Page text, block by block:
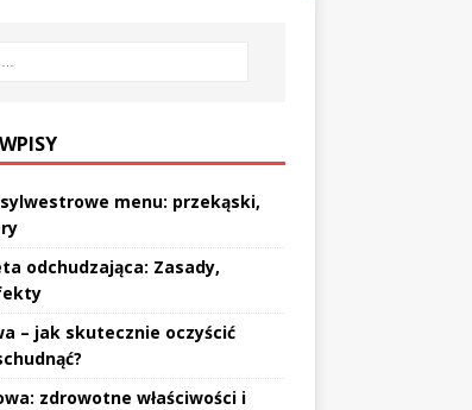
sylwestrowe menu: przekąski,
odchudzająca: Zasady,
– jak skutecznie oczyścić
zdrowotne właściwości i